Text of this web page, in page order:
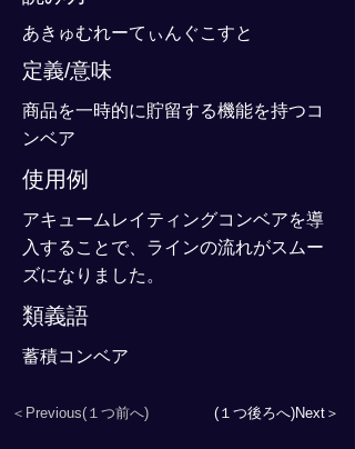
あきゅむれーてぃんぐこすと
定義/意味
商品を一時的に貯留する機能を持つコ
ンベア
使用例
アキュームレイティングコンベアを導
入することで、ラインの流れがスムー
ズになりました。
類義語
蓄積コンベア
＜Previous(１つ前へ) (１つ後ろへ)Next＞